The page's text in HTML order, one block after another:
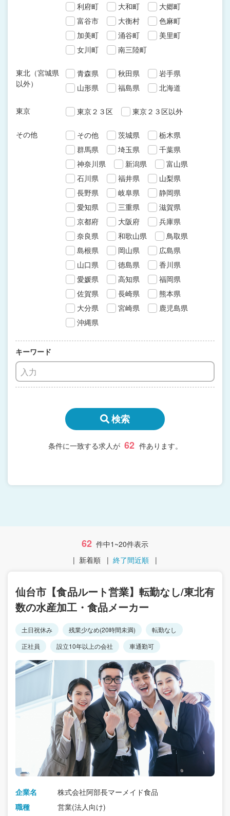
利府町 大和町
大郷町
富谷市
大衡村
色麻町
加美町
涌谷町
美里町
女川町
南三陸町
東北（宮城県
以外）
青森県 秋田県
岩手県
山形県
福島県 北海道
東京 東京２３区 東京２３区以外
その他 その他 茨城県
栃木県
群馬県
埼玉県
千葉県
神奈川県
新潟県
富山県
石川県
福井県
山梨県
長野県
岐阜県
静岡県
愛知県
三重県
滋賀県
京都府
大阪府
兵庫県
奈良県
和歌山県
鳥取県
島根県
岡山県
広島県
山口県
徳島県
香川県
愛媛県
高知県
福岡県
佐賀県
長崎県
熊本県
大分県
宮崎県
鹿児島県
沖縄県
キーワード
検索
条件に一致する求人が 62 件あります。
62 件中1~20件表示
| 新着順 | 終了間近順 |
仙台市【食品ルート営業】転勤なし/東北有
数の水産加工・食品メーカー
土日祝休み 残業少なめ(20時間未満)
転勤なし
正社員
設立10年以上の会社 車通勤可
企業名
株式会社阿部長マーメイド食品
職種
営業(法人向け)